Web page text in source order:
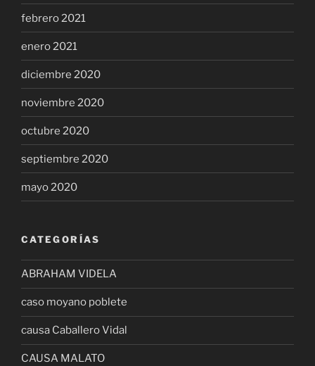
febrero 2021
enero 2021
diciembre 2020
noviembre 2020
octubre 2020
septiembre 2020
mayo 2020
CATEGORÍAS
ABRAHAM VIDELA
caso moyano poblete
causa Caballero Vidal
CAUSA MALATO